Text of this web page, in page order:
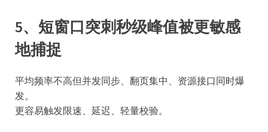
5、短窗口突刺秒级峰值被更敏感
地捕捉
平均频率不高但并发同步、翻页集中、资源接口同时爆
发。
更容易触发限速、延迟、轻量校验。